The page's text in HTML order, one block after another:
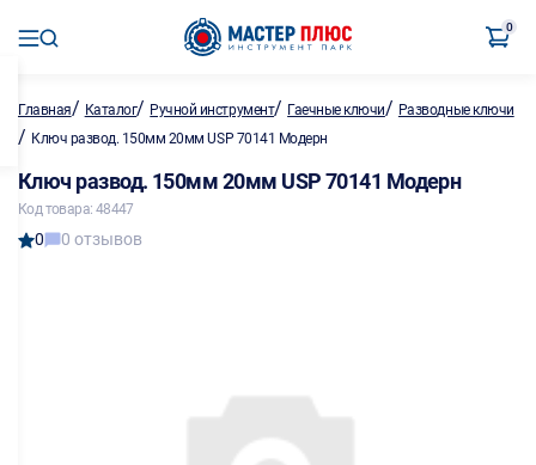
0
Главная/ Каталог/ Ручной инструмент/ Гаечные ключи/ Разводные ключи
/ Ключ развод. 150мм 20мм USP 70141 Модерн
Ключ развод. 150мм 20мм USP 70141 Модерн
Код товара: 48447
0 0 отзывов